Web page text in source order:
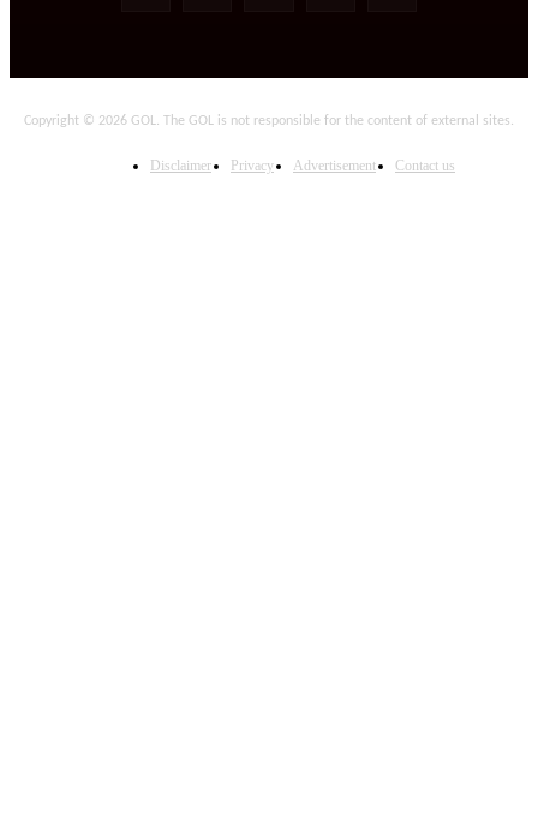
Copyright © 2026 GOL. The GOL is not responsible for the content of external sites.
Disclaimer Privacy Advertisement Contact us